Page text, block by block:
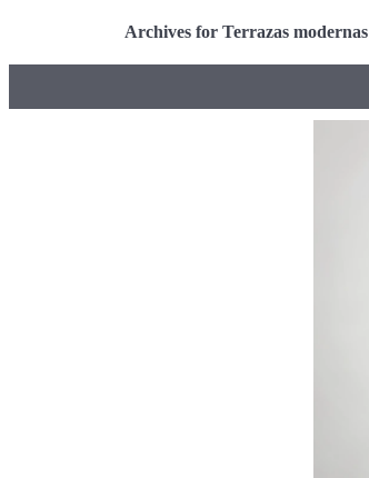
Archives for Terrazas modernas